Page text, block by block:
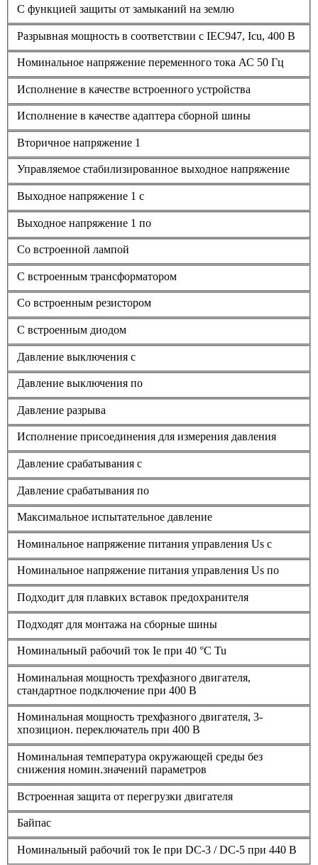
С функцией защиты от замыканий на землю
Разрывная мощность в соответствии с IEC947, Icu, 400 В
Номинальное напряжение переменного тока АС 50 Гц
Исполнение в качестве встроенного устройства
Исполнение в качестве адаптера сборной шины
Вторичное напряжение 1
Управляемое стабилизированное выходное напряжение
Выходное напряжение 1 с
Выходное напряжение 1 по
Со встроенной лампой
С встроенным трансформатором
Со встроенным резистором
С встроенным диодом
Давление выключения с
Давление выключения по
Давление разрыва
Исполнение присоединения для измерения давления
Давление срабатывания с
Давление срабатывания по
Максимальное испытательное давление
Номинальное напряжение питания управления Us с
Номинальное напряжение питания управления Us по
Подходит для плавких вставок предохранителя
Подходят для монтажа на сборные шины
Номинальный рабочий ток Ie при 40 °C Tu
Номинальная мощность трехфазного двигателя,
стандартное подключение при 400 В
Номинальная мощность трехфазного двигателя, 3-
хпозицион. переключатель при 400 В
Номинальная температура окружающей среды без
снижения номин.значений параметров
Встроенная защита от перегрузки двигателя
Байпас
Номинальный рабочий ток Ie при DC-3 / DC-5 при 440 В